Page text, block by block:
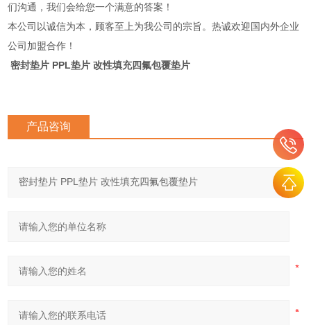
们沟通，我们会给您一个满意的答案！
本公司以诚信为本，顾客至上为我公司的宗旨。热诚欢迎国内外企业
公司加盟合作！
密封垫片 PPL垫片 改性填充四氟包覆垫片
产品咨询